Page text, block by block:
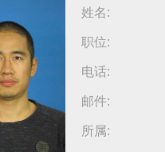
姓名:
职位:
电话:
邮件:
所属: